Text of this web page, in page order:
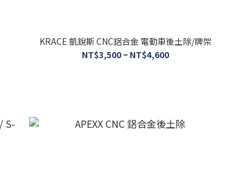
KRACE 凱銳斯 CNC鋁合金 電動車後土除/牌架
NT$3,500 ~ NT$4,600